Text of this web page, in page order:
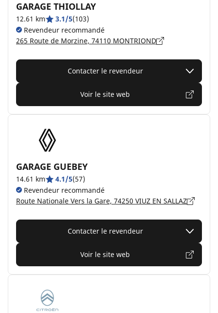
GARAGE THIOLLAY
12.61 km 3.1/5(103)
Revendeur recommandé
265 Route de Morzine, 74110 MONTRIOND
Contacter le revendeur
Voir le site web
GARAGE GUEBEY
14.61 km 4.1/5(57)
Revendeur recommandé
Route Nationale Vers la Gare, 74250 VIUZ EN SALLAZ
Contacter le revendeur
Voir le site web